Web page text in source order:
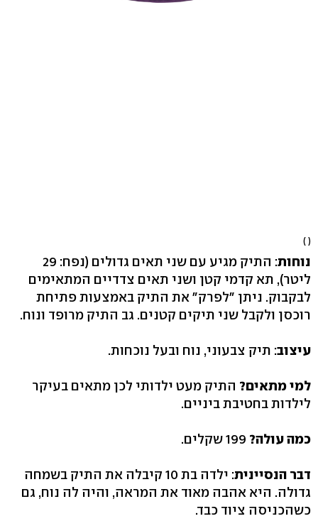
( )
נוחות
: התיק מגיע עם שני תאים גדולים (נפח: 29
ליטר), תא קדמי קטן ושני תאים צדדיים המתאימים
לבקבוק. ניתן "לפרק" את התיק באמצעות פתיחת
רוכסן ולקבל שני תיקים קטנים. גב התיק מרופד ונוח.
עיצוב: תיק צבעוני, נוח ובעל נוכחות.
למי מתאים? התיק מעט ילדותי לכן מתאים בעיקר
לילדות בחטיבת ביניים.
כמה עולה?
דבר הנסיינית
: ילדה בת 10 קיבלה את התיק בשמחה
גדולה. היא אהבה מאוד את המראה, והיה לה נוח, גם
כשהכניסה ציוד כבד.